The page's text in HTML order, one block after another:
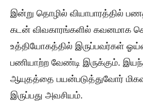
இன்று தொழில் வியாபாரத்தில்
கடன் விவகாரங்களில் கவனமாக
உத்தியோகத்தில் இருப்பவர்கள்
பணியாற்ற வேண்டி இருக்கும்.
ஆயுதத்தை பயன்படுத்துவோர்
இருப்பது அவசியம்.